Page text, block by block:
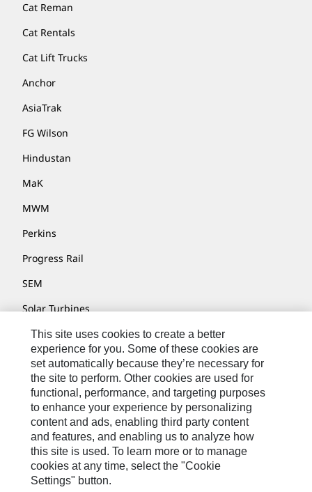
Cat Reman
Cat Rentals
Cat Lift Trucks
Anchor
AsiaTrak
FG Wilson
Hindustan
MaK
MWM
Perkins
Progress Rail
SEM
Solar Turbines
SPM Oil & Gas
Turner Powertrain Systems
Contatti
Mappa Del Sito
Cookie Settings
Informazioni Legali
This site uses cookies to create a better
experience for you. Some of these cookies are
set automatically because they’re necessary for
the site to perform. Other cookies are used for
functional, performance, and targeting purposes
to enhance your experience by personalizing
content and ads, enabling third party content
and features, and enabling us to analyze how
this site is used. To learn more or to manage
cookies at any time, select the "Cookie
Settings" button.